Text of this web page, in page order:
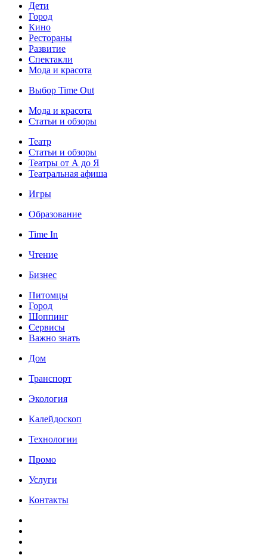
Дети
Город
Кино
Рестораны
Развитие
Спектакли
Мода и красота
Выбор Time Out
Мода и красота
Статьи и обзоры
Театр
Статьи и обзоры
Театры от А до Я
Театральная афиша
Игры
Образование
Time In
Чтение
Бизнес
Питомцы
Город
Шоппинг
Сервисы
Важно знать
Дом
Транспорт
Экология
Калейдоскоп
Технологии
Промо
Услуги
Контакты